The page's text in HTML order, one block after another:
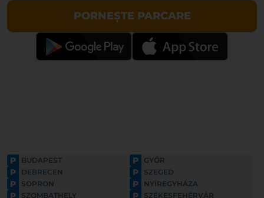
PORNEȘTE PARCARE
P BUDAPEST P GYŐR
P DEBRECEN P SZEGED
P SOPRON P NYÍREGYHÁZA
P SZOMBATHELY P SZÉKESFEHÉRVÁR